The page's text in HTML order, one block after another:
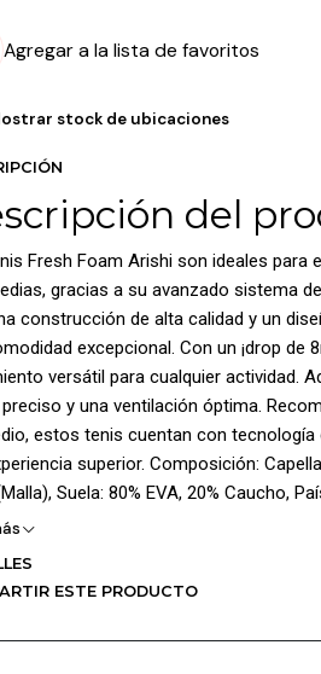
Agregar a la lista de favoritos
stock de ubicaciones
del
Fresh Foam Arishi son ideales
gracias a su avanzado sistema
construcción de alta calidad y un
excepcional. Con un ¡drop
versátil para cualquier actividad.
y una ventilación óptima.
estos tenis cuentan con tecnología
superior. Composición:
Suela: 80% EVA, 20% Caucho,
ESTE PRODUCTO